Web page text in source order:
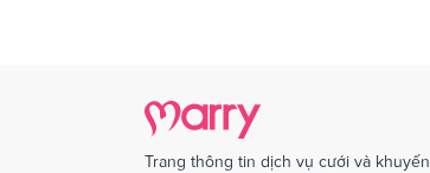
Dịch vụ cưới tại Vĩnh Phúc
Dịch vụ cưới tại Bắc Kạn
Trang thông tin dịch vụ cưới và khuyến